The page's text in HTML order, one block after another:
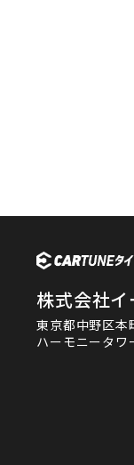
株式会社イ
東京都中野区本
ハーモニータワ